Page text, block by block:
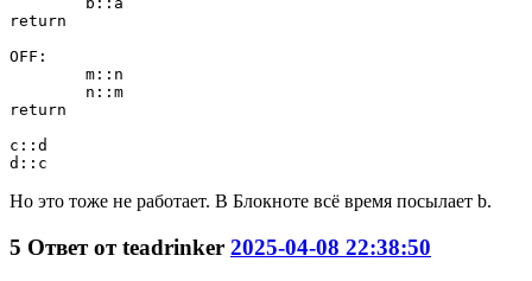
return
OFF:
return
c::d
d::c
Но это тоже не работает. В Блокноте всё время посылает b.
5 Ответ отteadrinker 2025-04-08 22:38:50